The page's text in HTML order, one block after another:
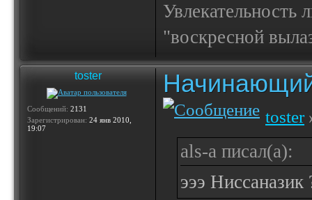
Увлекательность
"воскресной
toster
Сообщений: 2131
Зарегистрирован: 24 янв 2010,
19:07
toster
als-a писал(а):
эээ Ниссаназик